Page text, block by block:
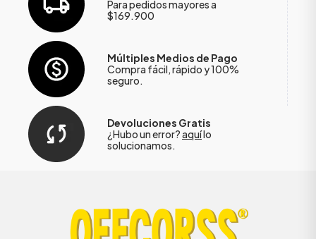
Para pedidos mayores a
$169.900
Múltiples Medios de Pago
Compra fácil, rápido y 100%
seguro.
Devoluciones Gratis
¿Hubo un error?aquílo
solucionamos.